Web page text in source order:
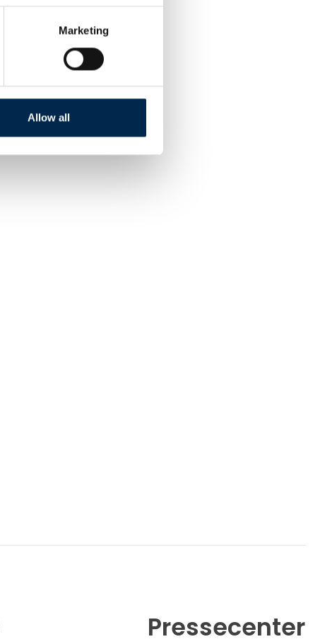
Marketing
Allow all
Pressecenter